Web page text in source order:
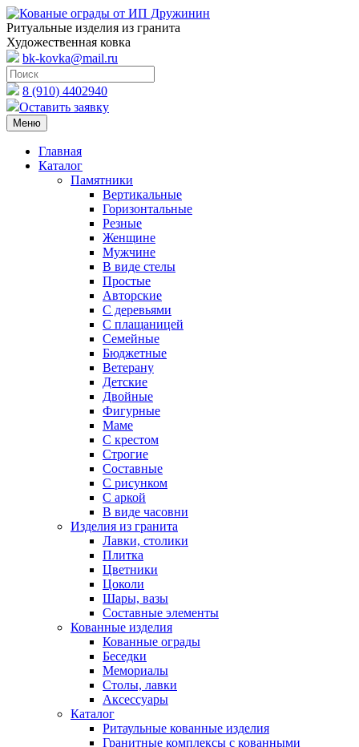
Ритуальные изделия из гранита
Художественная ковка
bk-kovka@mail.ru
8 (910) 4402940
Оставить заявку
Меню
Главная
Каталог
Памятники
Вертикальные
Горизонтальные
Резные
Женщине
Мужчине
В виде стелы
Простые
Авторские
С деревьями
С плащаницей
Семейные
Бюджетные
Ветерану
Детские
Двойные
Фигурные
Маме
С крестом
Строгие
Составные
С рисунком
С аркой
В виде часовни
Изделия из гранита
Лавки, столики
Плитка
Цветники
Цоколи
Шары, вазы
Составные элементы
Кованные изделия
Кованные ограды
Беседки
Мемориалы
Столы, лавки
Аксессуары
Каталог
Ритаульные кованные изделия
Гранитные комплексы с кованными